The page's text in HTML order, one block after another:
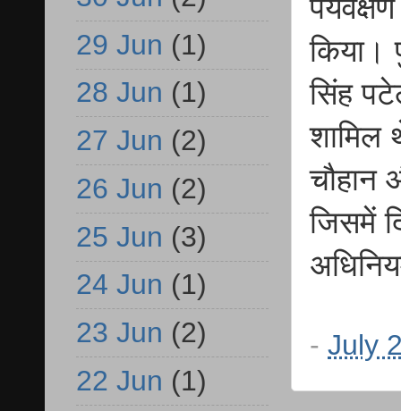
किया।
सिंह
शामिल
चौहान
जिसमें
- July
29 Jun (1)
28 Jun (1)
27 Jun (2)
26 Jun (2)
25 Jun (3)
24 Jun (1)
23 Jun (2)
22 Jun (1)